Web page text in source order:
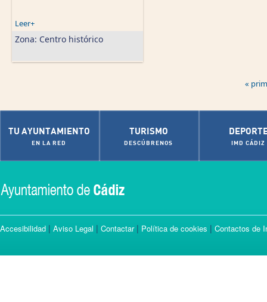
Leer+
Zona: Centro histórico
«
TU AYUNTAMIENTO
EN LA RED
TURISMO
DESCÚBRENOS IMD CÁDIZ
Accesibilidad | Aviso Legal | Contactar| Política de cookies | Contactos de